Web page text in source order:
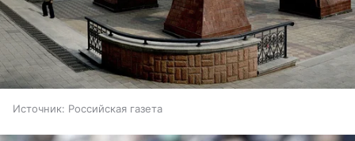
Источник: Российская газета